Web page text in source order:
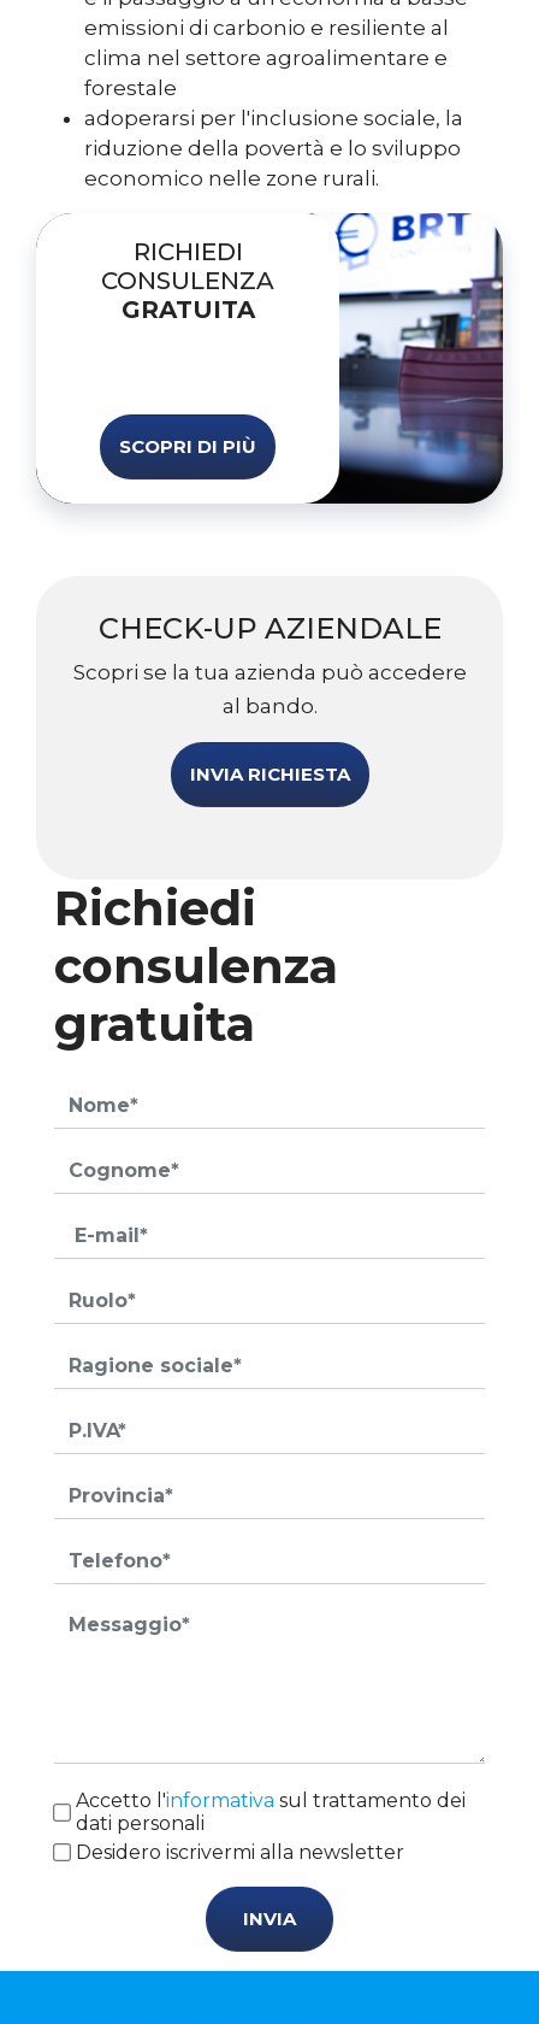
emissioni di carbonio e resiliente al
clima nel settore agroalimentare e
forestale
adoperarsi per l'inclusione sociale, la
riduzione della povertà e lo sviluppo
economico nelle zone rurali.
RICHIEDI
CONSULENZA
GRATUITA
SCOPRI DI PIÙ
CHECK-UP AZIENDALE
Scopri se la tua azienda può accedere
al bando.
INVIA RICHIESTA
Richiedi
consulenza
gratuita
Accetto l'informativa sul trattamento dei
dati personali
Desidero iscrivermi alla newsletter
INVIA